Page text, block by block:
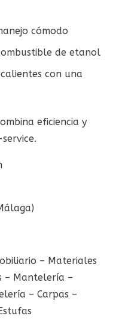
cómodo
de etanol
con una
eficiencia y
– Materiales
– Mantelería –
– Carpas –